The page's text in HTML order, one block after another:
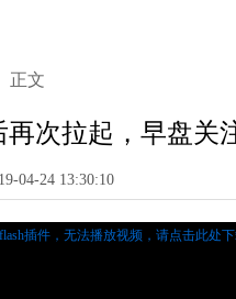
正文
次拉起，早盘关
04-24 13:30:10
插件，无法播放视频， 请点击此处